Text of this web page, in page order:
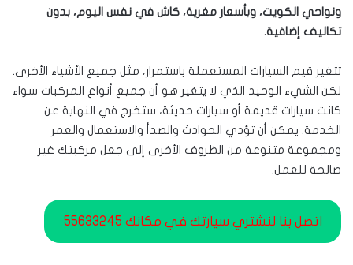
ونواحي الكويت، وبأسعار مغرية، كاش في نفس اليوم، بدون
تكاليف إضافية.
تتغير قيم السيارات المستعملة باستمرار، مثل جميع الأشياء الأخرى.
لكن الشيء الوحيد الذي لا يتغير هو أن جميع أنواع المركبات سواء
كانت سيارات قديمة أو سيارات حديثة، ستخرج في النهاية عن
الخدمة. يمكن أن تؤدي الحوادث والصدأ والاستعمال والعمر
ومجموعة متنوعة من الظروف الأخرى إلى جعل مركبتك غير
صالحة للعمل.
اتصل بنا لنشتري سيارتك في مكانك 55633245